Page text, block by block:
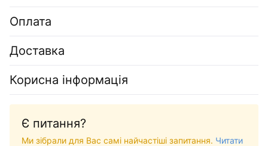
Оплата
Доставка
Корисна інформація
Є питання?
Ми зібрали для Вас самі найчастіші запитання. Читати